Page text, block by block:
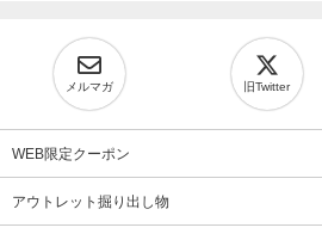
メルマガ 旧Twitter
WEB限定クーポン
アウトレット掘り出し物